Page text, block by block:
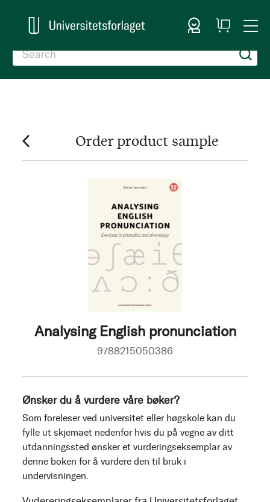
Sign In
My
Cart
Order product sample
Analysing English pronunciation
9788215050386
Ønsker du å vurdere våre bøker?
Som foreleser ved universitet eller høgskole kan du
fylle ut skjemaet nedenfor hvis du på vegne av ditt
utdanningssted ønsker et vurderingseksemplar av
denne boken for å vurdere den til bruk i
undervisningen.